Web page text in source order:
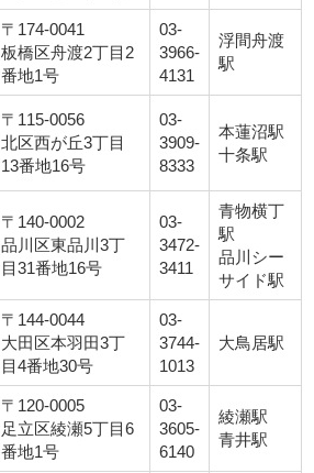
〒174-0041
板橋区舟渡2丁目2
番地1号
03-
3966-
4131
浮間舟渡
駅
〒115-0056
北区西が丘3丁目
13番地16号
03-
3909-
8333
本蓮沼駅
十条駅
〒140-0002
品川区東品川3丁
目31番地16号
03-
3472-
3411
青物横丁
駅
品川シー
サイド駅
〒144-0044
大田区本羽田3丁
目4番地30号
03-
3744-
1013
大鳥居駅
〒120-0005
足立区綾瀬5丁目6
番地1号
03-
3605-
6140
綾瀬駅
青井駅